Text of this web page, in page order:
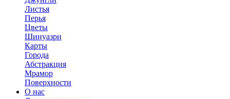
Листья
Перья
Цветы
Шинуазри
Карты
Города
Абстракция
Мрамор
Поверхности
О нас